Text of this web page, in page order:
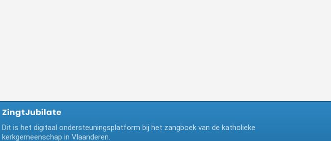
ZingtJubilate
Dit is het digitaal ondersteuningsplatform bij het zangboek van de katholieke
kerkgemeenschap in Vlaanderen.